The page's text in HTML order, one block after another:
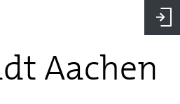
Aachen